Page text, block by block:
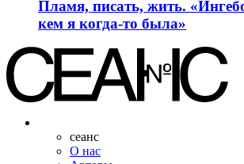
Пламя, писать, жить.
кем я когда-то была»
сеанс
О нас